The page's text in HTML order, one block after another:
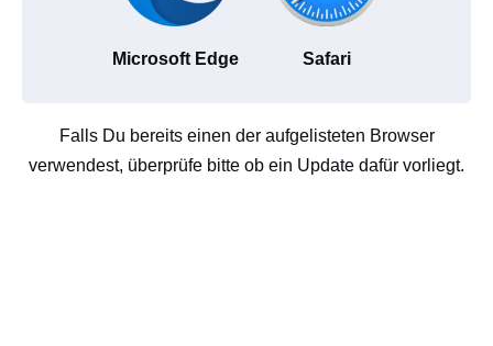
Microsoft Edge Safari
Falls Du bereits einen der aufgelisteten Browser
verwendest, überprüfe bitte ob ein Update dafür vorliegt.